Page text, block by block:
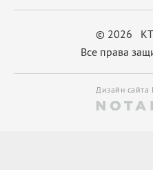
© 2026
Все права
Дизайн сайта